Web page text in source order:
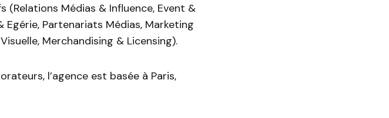
Médias & Influence, Event &
Partenariats Médias, Marketing
Merchandising & Licensing).
l’agence est basée à Paris,